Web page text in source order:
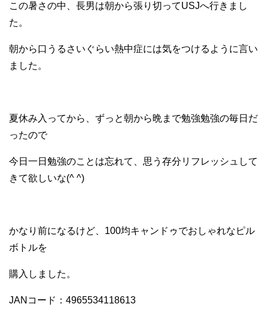
この暑さの中、長男は朝から張り切ってUSJへ行きまし
た。
朝から口うるさいぐらい熱中症には気をつけるように言い
ました。
夏休み入ってから、ずっと朝から晩まで勉強勉強の毎日だ
ったので
今日一日勉強のことは忘れて、思う存分リフレッシュして
きて欲しいな(^ ^)
かなり前になるけど、100均キャンドゥでおしゃれなピル
ボトルを
購入しました。
JANコード：4965534118613